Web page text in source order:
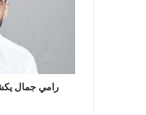
"لله
رامي جمال